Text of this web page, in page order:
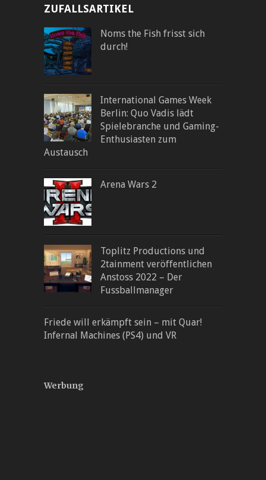
ZUFALLSARTIKEL
Noms the Fish frisst sich
durch!
International Games Week
Berlin: Quo Vadis lädt
Spielebranche und Gaming-
Enthusiasten zum
Austausch
Arena Wars 2
Toplitz Productions und
2tainment veröffentlichen
Anstoss 2022 – Der
Fussballmanager
Friede will erkämpft sein – mit Quar!
Infernal Machines (PS4) und VR
Werbung